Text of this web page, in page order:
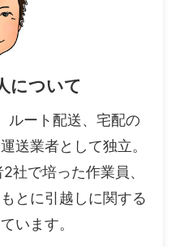
について
ルート配送、宅配の
送業者として独立。
社で培った作業員、
とに引越しに関する
います。